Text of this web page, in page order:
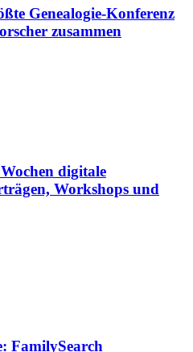
Genealogie-Konferenz
zusammen
digitale
Workshops und
FamilySearch